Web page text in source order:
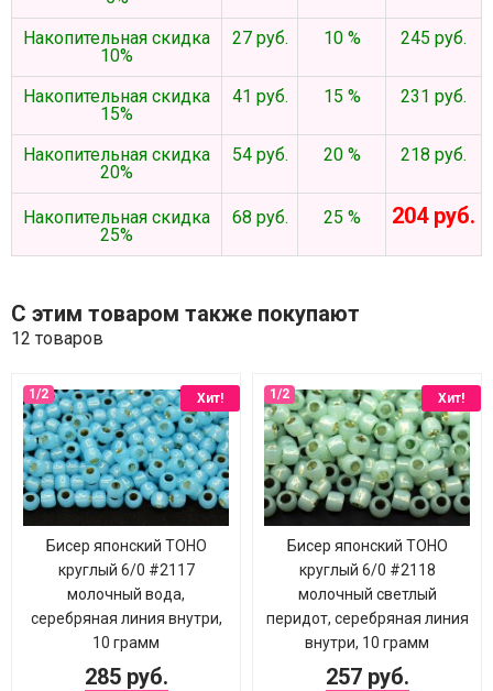
Накопительная скидка
10%
27 руб. 10 % 245 руб.
Накопительная скидка
15%
41 руб. 15 % 231 руб.
Накопительная скидка
20%
54 руб. 20 % 218 руб.
Накопительная скидка
25%
68 руб. 25 % 204 руб.
С этим товаром также покупают
12 товаров
Хит!
Бисер японский TOHO
круглый 6/0 #2117
молочный вода,
серебряная линия внутри,
10 грамм
285 руб.
Хит!
Бисер японский TOHO
круглый 6/0 #2118
молочный светлый
перидот, серебряная линия
внутри, 10 грамм
257 руб.